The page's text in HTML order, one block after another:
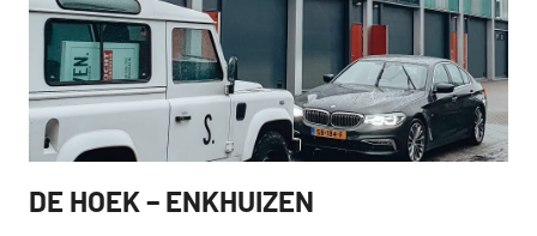
VERHUURD
DE HOEK – ENKHUIZEN